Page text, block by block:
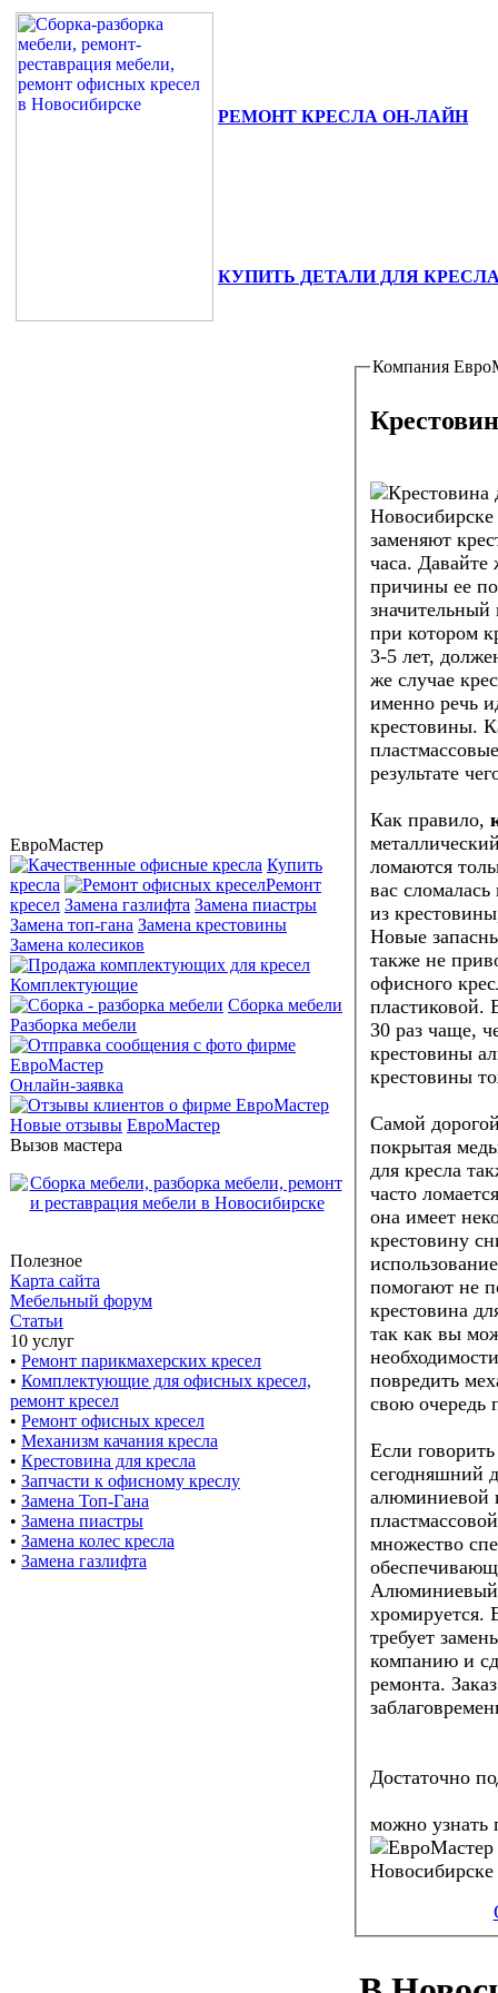
РЕМОНТ КРЕСЛА ОН-ЛАЙН
КУПИТЬ ДЕТАЛИ ДЛЯ
ЕвроМастер
Купить
кресла
Ремонт
кресел Замена газлифта Замена пиастры
Замена топ-гана Замена крестовины
Замена колесиков
Комплектующие
Сборка мебели
Разборка мебели
Онлайн-заявка
Новые отзывы ЕвроМастер
Вызов мастера
Полезное
Карта сайта
Мебельный форум
Статьи
10 услуг
• Ремонт парикмахерских кресел
• Комплектующие для офисных кресел,
ремонт кресел
• Ремонт офисных кресел
• Механизм качания кресла
• Крестовина для кресла
• Запчасти к офисному креслу
• Замена Топ-Гана
• Замена пиастры
• Замена колес кресла
• Замена газлифта
Компания
заменяют
часа.
причины ее
значительный
при котором
3-5 лет,
же случае
именно речь
крестовины.
результате
Как правило,
ломаются
вас
из
Новые
также не
офисного
пластиковой.
30 раз чаще,
крестовины
крестовины
Самой
покрытая
для кресла
часто
она имеет
крестовину
помогают не
крестовина
так как вы
повредить
свою очередь
Если
сегодняшний
алюминиевой
множество
Алюминиевый
хромируется.
требует
компанию и
ремонта.
Достаточно
можно узнать